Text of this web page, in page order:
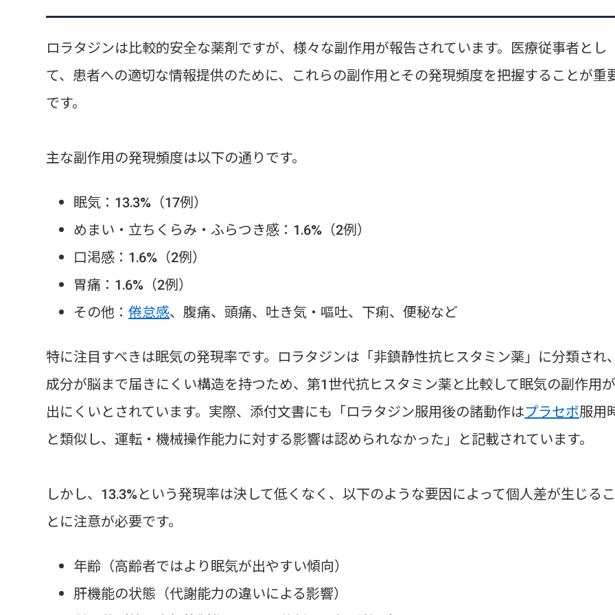
ロラタジンは比較的安全な薬剤ですが、様々な副作用が報告されています。医療従事者とし
て、患者への適切な情報提供のために、これらの副作用とその発現頻度を把握することが重
です。
主な副作用の発現頻度は以下の通りです。
眠気：13.3%（17例）
めまい・立ちくらみ・ふらつき感：1.6%（2例）
口渇感：1.6%（2例）
胃痛：1.6%（2例）
その他：倦怠感、腹痛、頭痛、吐き気・嘔吐、下痢、便秘など
特に注目すべきは眠気の発現率です。ロラタジンは「非鎮静性抗ヒスタミン薬」に分類され
成分が脳まで届きにくい構造を持つため、第1世代抗ヒスタミン薬と比較して眠気の副作用
出にくいとされています。実際、添付文書にも「ロラタジン服用後の諸動作はプラセボ服用
と類似し、運転・機械操作能力に対する影響は認められなかった」と記載されています。
しかし、13.3%という発現率は決して低くなく、以下のような要因によって個人差が生じる
とに注意が必要です。
年齢（高齢者ではより眠気が出やすい傾向）
肝機能の状態（代謝能力の違いによる影響）